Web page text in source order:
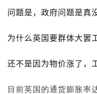
问题是，政府问题是真
为什么英国要群体大罢
还不是因为物价涨了，
目前英国的通货膨胀率